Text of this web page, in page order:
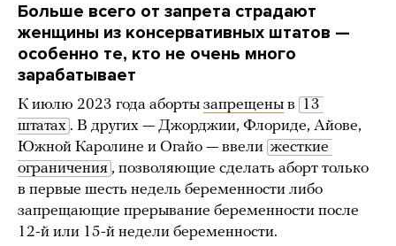
Больше всего от запрета страдают
женщины из консервативных штатов —
особенно те, кто не очень много
зарабатывает
К июлю 2023 года аборты запрещены в
13
штатах . В других — Джорджии, Флориде, Айове,
Южной Каролине и Огайо — ввели жесткие
ограничения , позволяющие сделать аборт только
в первые шесть недель беременности либо
запрещающие прерывание беременности после
12-й или 15-й недели беременности.